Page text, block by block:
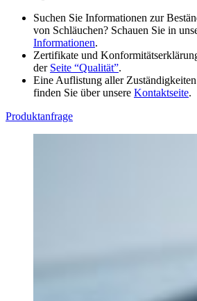
Suchen Sie Informationen zur
von Schläuchen? Schauen Sie in
Informationen.
Zertifikate und
der Seite “Qualität”.
Eine Auflistung aller
finden Sie über unsere Kontaktseite.
Produktanfrage